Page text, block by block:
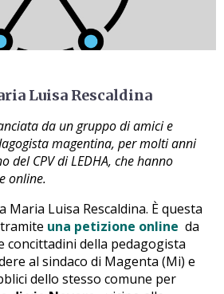
Luisa Rescaldina
da un gruppo di amici e
magentina, per molti anni
del CPV di LEDHA, che hanno
online.
Luisa Rescaldina. È questa
una petizione online da
concittadini della pedagogista
al sindaco di Magenta (Mi) e
dello stesso comune per